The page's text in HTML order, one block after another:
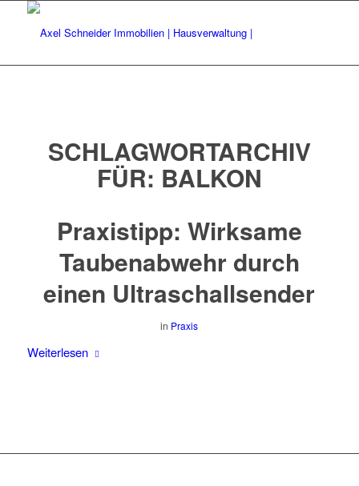
SCHLAGWORTARCHIV
FÜR: BALKON
Praxistipp: Wirksame
Taubenabwehr durch
einen Ultraschallsender
in Praxis
Weiterlesen